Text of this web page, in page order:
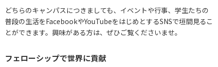
どちらのキャンパスにつきましても、イベントや行事、学生たちの
普段の生活をFacebookやYouTubeをはじめとするSNSで垣間見るこ
とができます。興味がある方は、ぜひご覧くださいませ。
フェローシップで世界に貢献